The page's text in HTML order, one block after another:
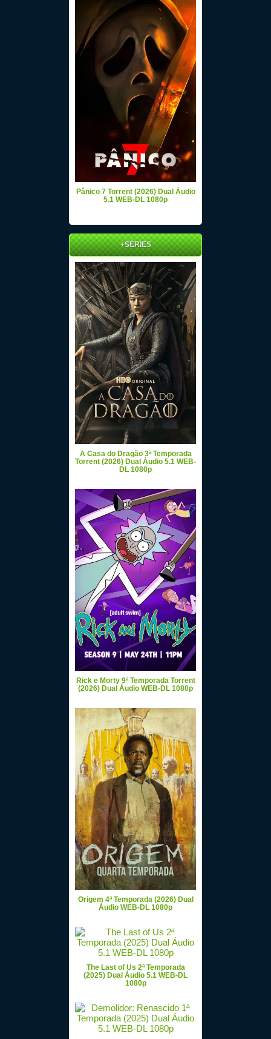
Pânico 7 Torrent (2026) Dual Áudio
5.1 WEB-DL 1080p
+SÉRIES
A Casa do Dragão 3ª Temporada
Torrent (2026) Dual Áudio 5.1 WEB-
DL 1080p
Rick e Morty 9ª Temporada Torrent
(2026) Dual Áudio WEB-DL 1080p
Origem 4ª Temporada (2026) Dual
Áudio WEB-DL 1080p
The Last of Us 2ª Temporada
(2025) Dual Áudio 5.1 WEB-DL
1080p